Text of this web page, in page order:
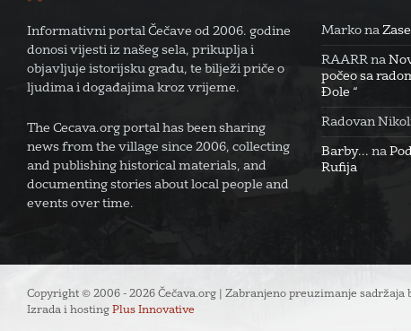
Informativni portal Čečave od 2006. godine
donosi vijesti iz našeg sela, prikuplja i
objavljuje istorijsku građu, te bilježi priče o
ljudima i događajima kroz vrijeme.
The Cecava.org portal has been sharing
news from the village since 2006, collecting
and publishing historical materials, and
documenting stories about local people and
events over time.
Marko na
RAARR na
počeo sa
Đole “
Radovan
Barby... na
Rufija
Copyright © 2006 - 2026 Čečava.org | Zabranjeno preuzimanje sadržaja
Izrada i hosting Plus Innovative